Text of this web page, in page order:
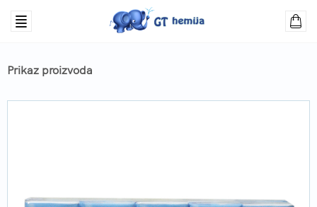
Prikaz proizvoda